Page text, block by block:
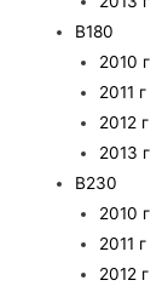
B180
2010 г
2011 г
2012 г
2013 г
B230
2010 г
2011 г
2012 г